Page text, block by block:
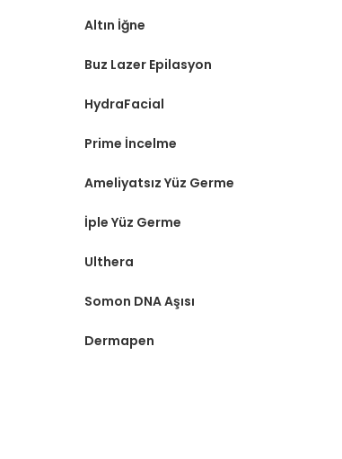
Altın İğne
Buz Lazer Epilasyon
HydraFacial
Prime İncelme
Ameliyatsız Yüz Germe
İple Yüz Germe
Ulthera
Somon DNA Aşısı
Dermapen